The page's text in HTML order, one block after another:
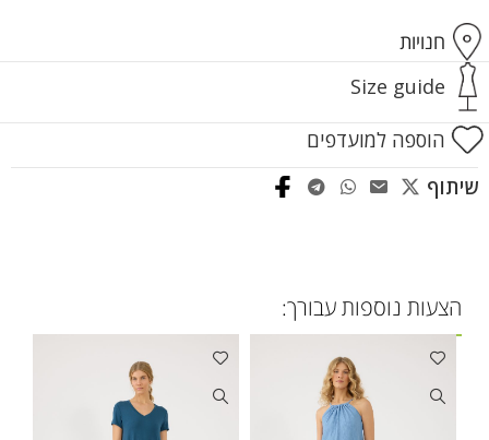
חנויות
Size guide
הוספה למועדפים
שיתוף
הצעות נוספות עבורך: